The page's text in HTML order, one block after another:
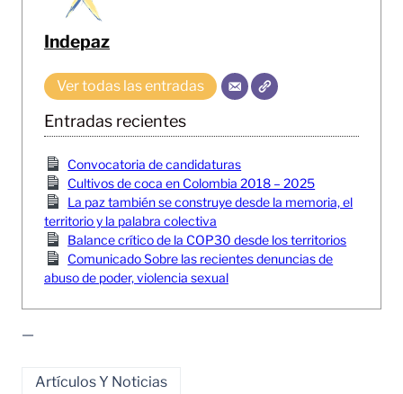
Indepaz
Ver todas las entradas
Entradas recientes
Convocatoria de candidaturas
Cultivos de coca en Colombia 2018 – 2025
La paz también se construye desde la memoria, el
territorio y la palabra colectiva
Balance crítico de la COP30 desde los territorios
Comunicado Sobre las recientes denuncias de
abuso de poder, violencia sexual
—
Artículos Y Noticias